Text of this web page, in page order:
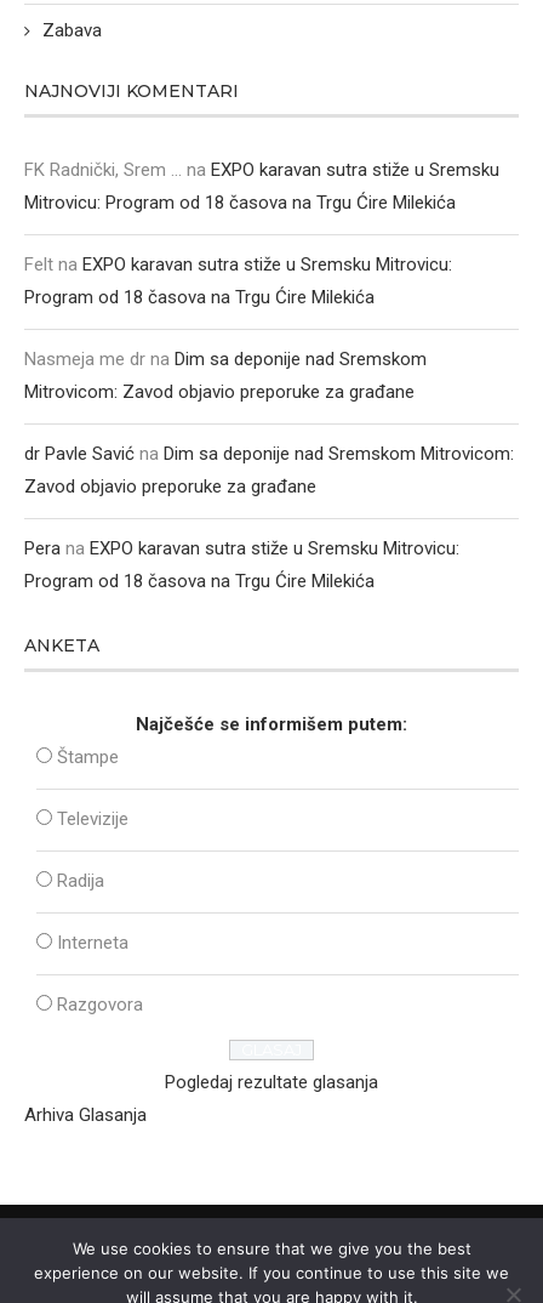
Zabava
NAJNOVIJI KOMENTARI
FK Radnički, Srem ... na EXPO karavan sutra stiže u Sremsku
Mitrovicu: Program od 18 časova na Trgu Ćire Milekića
Felt na EXPO karavan sutra stiže u Sremsku Mitrovicu:
Program od 18 časova na Trgu Ćire Milekića
Nasmeja me dr na Dim sa deponije nad Sremskom
Mitrovicom: Zavod objavio preporuke za građane
dr Pavle Savić na Dim sa deponije nad Sremskom Mitrovicom:
Zavod objavio preporuke za građane
Pera na EXPO karavan sutra stiže u Sremsku Mitrovicu:
Program od 18 časova na Trgu Ćire Milekića
ANKETA
Najčešće se informišem putem:
Štampe
Televizije
Radija
Interneta
Razgovora
Pogledaj rezultate glasanja
Arhiva Glasanja
We use cookies to ensure that we give you the best
experience on our website. If you continue to use this site we
will assume that you are happy with it.